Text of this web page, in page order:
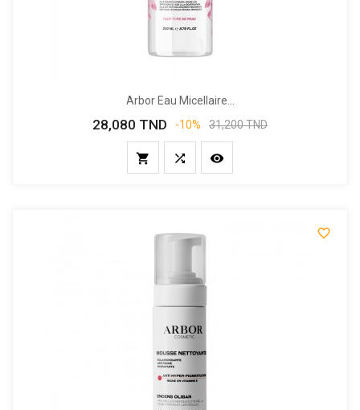
Arbor Eau Micellaire...
Prix
28,080 TND
Prix
-10% 31,200 TND
  
